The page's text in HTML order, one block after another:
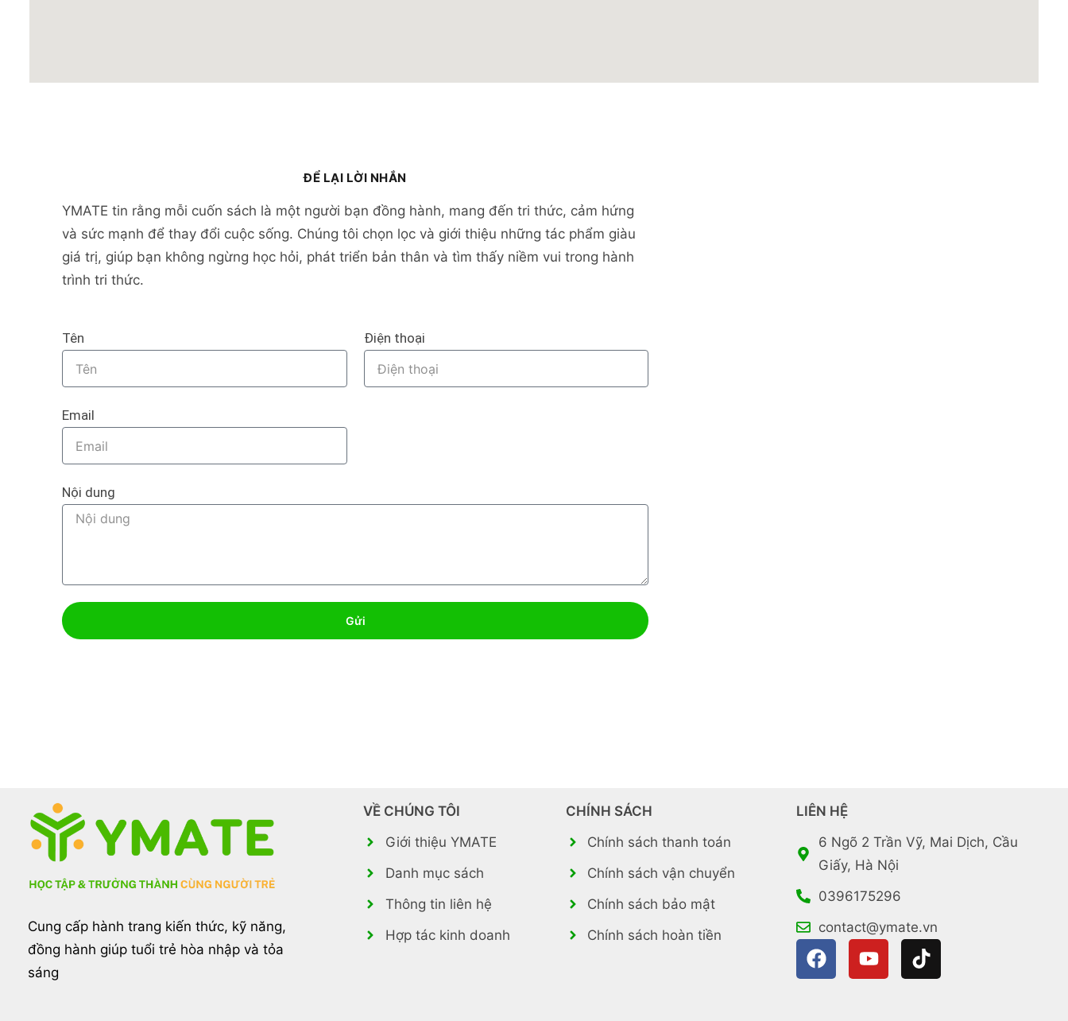
ĐỂ LẠI LỜI NHẮN
YMATE tin rằng mỗi cuốn sách là một người bạn đồng hành, mang đến tri thức, cảm hứng
và sức mạnh để thay đổi cuộc sống. Chúng tôi chọn lọc và giới thiệu những tác phẩm giàu
giá trị, giúp bạn không ngừng học hỏi, phát triển bản thân và tìm thấy niềm vui trong hành
trình tri thức.
Tên Điện thoại
Email
Nội dung
Gửi
Cung cấp hành trang kiến thức, kỹ năng,
đồng hành giúp tuổi trẻ hòa nhập và tỏa
sáng
VỀ CHÚNG TÔI
Giới thiệu YMATE
Danh mục sách
Thông tin liên hệ
Hợp tác kinh doanh
CHÍNH SÁCH
Chính sách thanh toán
Chính sách vận chuyển
Chính sách bảo mật
Chính sách hoàn tiền
LIÊN HỆ
6 Ngõ 2 Trần Vỹ, Mai Dịch, Cầu
Giấy, Hà Nội
0396175296
contact@ymate.vn